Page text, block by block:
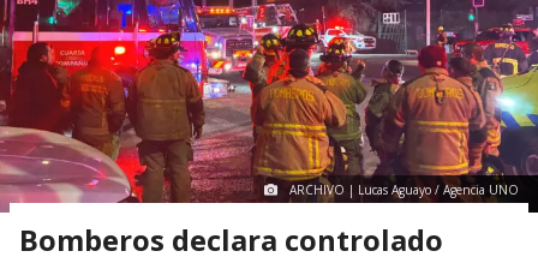
ARCHIVO | Lucas Aguayo / Agencia UNO
Bomberos declara controlado